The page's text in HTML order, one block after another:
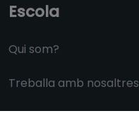
Escola
Qui som?
Treballa amb nosaltres